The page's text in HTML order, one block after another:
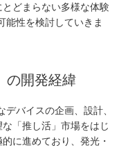
どまらない多様な体験
能性を検討していきま
の開発経緯
バイスの企画、設計、
「推し活」市場をはじ
に進めており、発光・